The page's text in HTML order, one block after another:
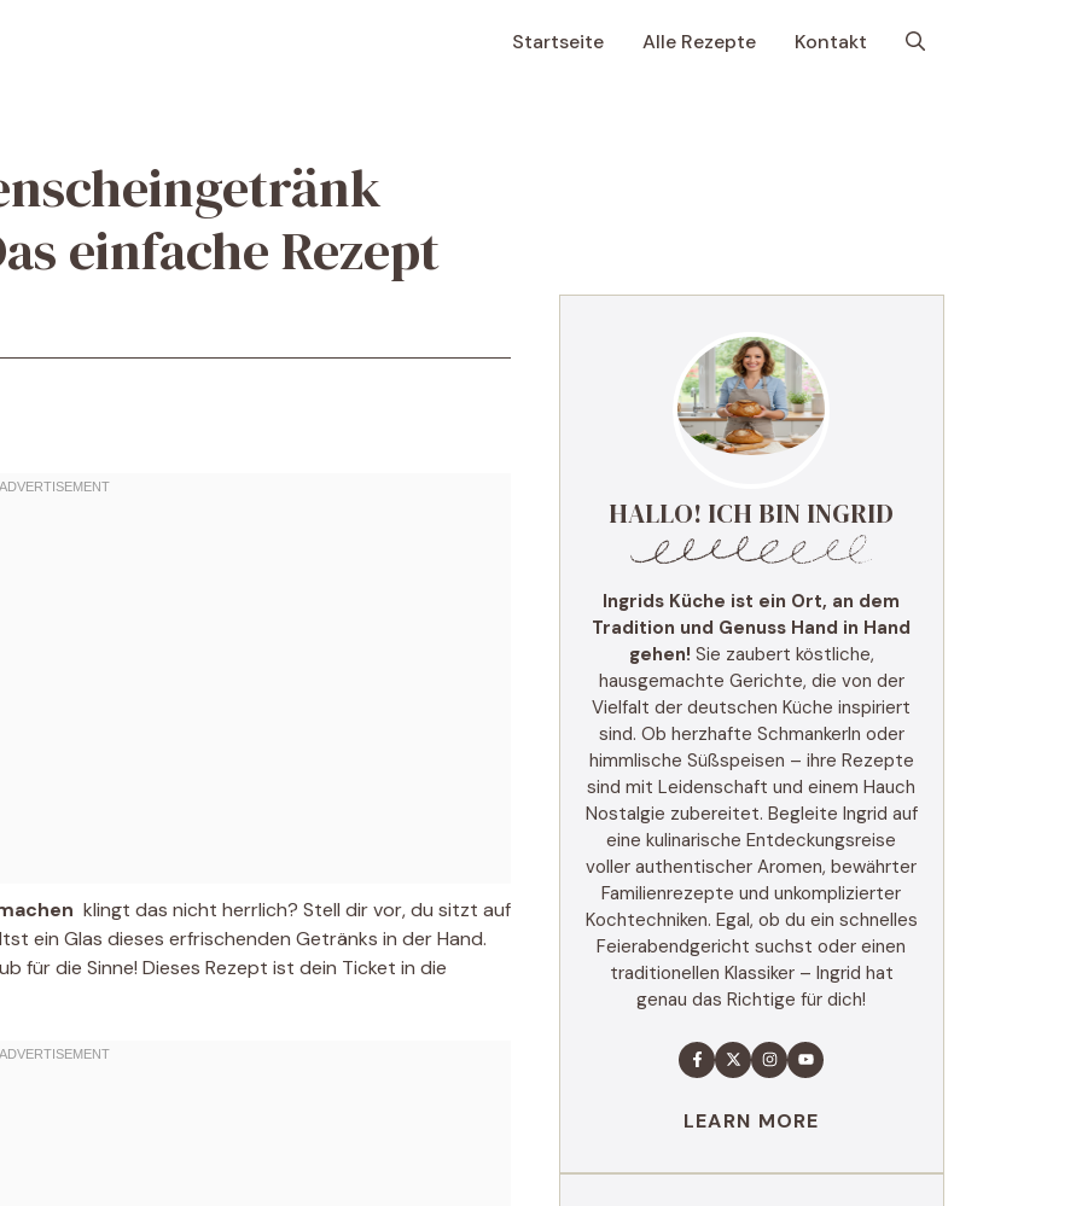
Startseite Alle Rezepte Kontakt
einfache Rezept
 klingt das nicht herrlich? Stell dir vor, du sitzt auf
ein Glas dieses erfrischenden Getränks in der Hand.
für die Sinne! Dieses Rezept ist dein Ticket in die
HALLO! ICH BIN INGRID
Ingrids Küche ist ein Ort, an dem
Tradition und Genuss Hand in Hand
gehen! Sie zaubert köstliche,
hausgemachte Gerichte, die von der
Vielfalt der deutschen Küche inspiriert
sind. Ob herzhafte Schmankerln oder
himmlische Süßspeisen – ihre Rezepte
sind mit Leidenschaft und einem Hauch
Nostalgie zubereitet. Begleite Ingrid auf
eine kulinarische Entdeckungsreise
voller authentischer Aromen, bewährter
Familienrezepte und unkomplizierter
Kochtechniken. Egal, ob du ein schnelles
Feierabendgericht suchst oder einen
traditionellen Klassiker – Ingrid hat
genau das Richtige für dich!
LEARN MORE